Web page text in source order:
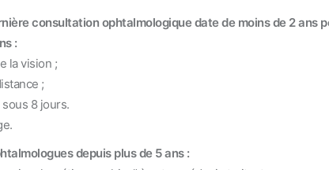
consultation ophtalmologique date de moins de 2 ans
:
la vision ;
;
8 jours.
depuis plus de 5 ans :